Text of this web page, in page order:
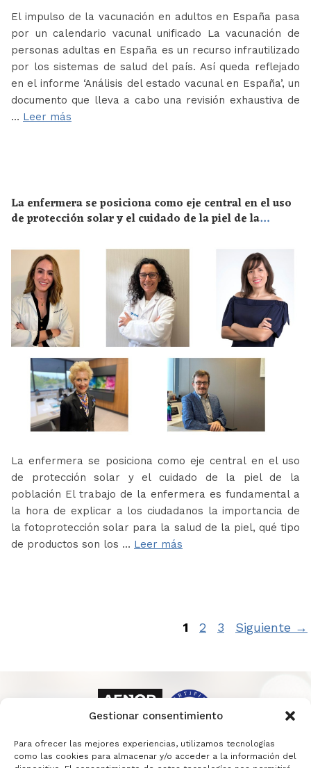
Gestionar consentimiento
Para ofrecer las mejores experiencias, utilizamos tecnologías
como las cookies para almacenar y/o acceder a la información del
El impulso de la vacunación en adultos en España pasa
por un calendario vacunal unificado La vacunación de
personas adultas en España es un recurso infrautilizado
por los sistemas de salud del país. Así queda reflejado
en el informe ‘Análisis del estado vacunal en España’, un
documento que lleva a cabo una revisión exhaustiva de
… Leer más
La enfermera se posiciona como eje central en el uso
de protección solar y el cuidado de la piel de la
La enfermera se posiciona como eje central en el uso
de protección solar y el cuidado de la piel de la
población El trabajo de la enfermera es fundamental a
la hora de explicar a los ciudadanos la importancia de
la fotoprotección solar para la salud de la piel, qué tipo
de productos son los … Leer más
Página
1 Página
2 Página
3 Siguiente →